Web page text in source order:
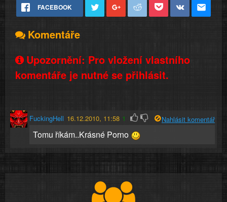
FACEBOOK
Komentáře
Upozornění: Pro vložení vlastního
komentáře je nutné se přihlásit.
FuckingHell 16.12.2010, 11:58 1 Nahlásit komentář
Tomu říkám..Krásné Porno